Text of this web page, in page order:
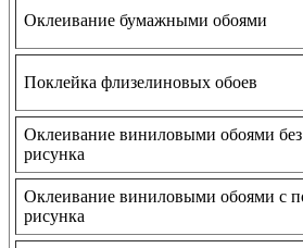
Оклеивание бумажными обоями
Поклейка флизелиновых обоев
Оклеивание виниловыми обоями без
рисунка
Оклеивание виниловыми обоями с
рисунка